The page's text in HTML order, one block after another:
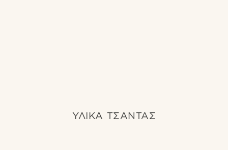
ΥΛΙΚΆ ΤΣΆΝΤΑΣ